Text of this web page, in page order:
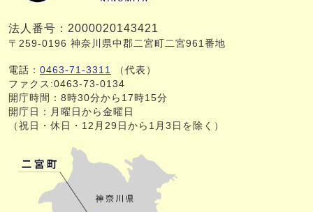
法人番号：2000020143421
〒259-0196 神奈川県中郡二宮町二宮961番地
電話： 0463-71-3311
（代表）
ファクス:0463-73-0134
開庁時間：8時30分から17時15分
開庁日：月曜日から金曜日
（祝日・休日・12月29日から1月3日を除く）